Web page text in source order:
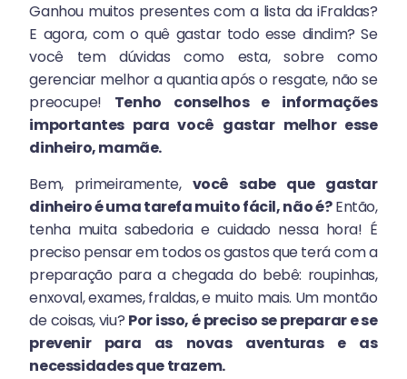
Ganhou muitos presentes com a lista da iFraldas?
E agora, com o quê gastar todo esse dindim? Se
você tem dúvidas como esta, sobre como
gerenciar melhor a quantia após o resgate, não se
preocupe! Tenho conselhos e informações
importantes para você gastar melhor esse
dinheiro, mamãe.
Bem, primeiramente, você sabe que gastar
dinheiro é uma tarefa muito fácil, não é?Então,
tenha muita sabedoria e cuidado nessa hora! É
preciso pensar em todos os gastos que terá com a
preparação para a chegada do bebê: roupinhas,
enxoval, exames, fraldas, e muito mais. Um montão
de coisas, viu? Por isso, é preciso se preparar e se
prevenir para as novas aventuras e as
necessidades que trazem.